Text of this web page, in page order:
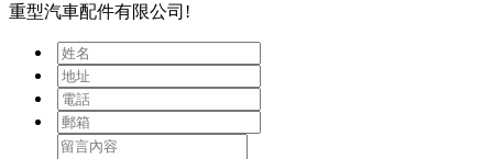
重型汽車配件有限公司!